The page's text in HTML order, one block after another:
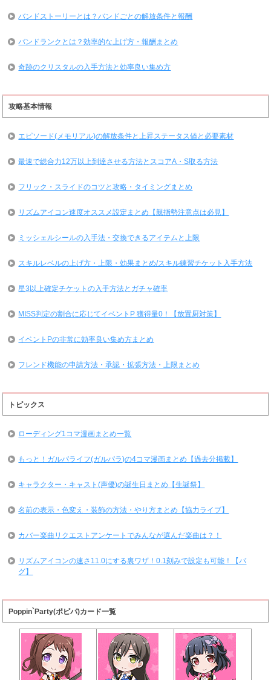
バンドストーリーとは？バンドごとの解放条件と報酬
バンドランクとは？効率的な上げ方・報酬まとめ
奇跡のクリスタルの入手方法と効率良い集め方
攻略基本情報
エピソード(メモリアル)の解放条件と上昇ステータス値と必要素材
最速で総合力12万以上到達させる方法とスコアA・S取る方法
フリック・スライドのコツと攻略・タイミングまとめ
リズムアイコン速度オススメ設定まとめ【親指勢注意点は必見】
ミッシェルシールの入手法・交換できるアイテムと上限
スキルレベルの上げ方・上限・効果まとめ/スキル練習チケット入手方法
星3以上確定チケットの入手方法とガチャ確率
MISS判定の割合に応じてイベントP 獲得量0！【放置厨対策】
イベントPの非常に効率良い集め方まとめ
フレンド機能の申請方法・承認・拡張方法・上限まとめ
トピックス
ローディング1コマ漫画まとめ一覧
もっと！ガルパライフ(ガルパラ)の4コマ漫画まとめ【過去分掲載】
キャラクター・キャスト(声優)の誕生日まとめ【生誕祭】
名前の表示・色変え・装飾の方法・やり方まとめ【協力ライブ】
カバー楽曲リクエストアンケートでみんなが選んだ楽曲は？！
リズムアイコンの速さ11.0にする裏ワザ！0.1刻みで設定も可能！【バ
グ】
Poppin`Party(ポピパ)カード一覧